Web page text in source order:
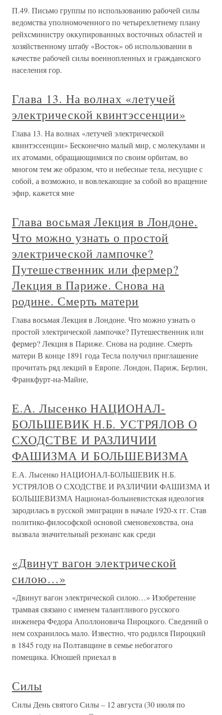
П.49. Письмо группы по использованию рабочей силы
ведомства уполномоченного по четырехлетнему плану
рейхсминистру оккупированных восточных областей и
хозяйственному штабу «Восток» об использовании в
качестве рабочей силы военнопленных и гражданского
населения гор.
Глава 13. На волнах «летучей
электрической квинтэссенции»
Глава 13. На волнах «летучей электрической
квинтэссенции» Бесконечно малый мир, с молекулами и
их атомами, обращающимися по своим орбитам, во
многом тем же образом, что и небесные тела, несущие с
собой, а возможно, и вовлекающие за собой во вращение
эфир, кажется мне
Глава восьмая Лекция в Лондоне.
Что можно узнать о простой
электрической лампочке?
Путешественник или фермер?
Лекция в Париже. Снова на
родине. Смерть матери
Глава восьмая Лекция в Лондоне. Что можно узнать о
простой электрической лампочке? Путешественник или
фермер? Лекция в Париже. Снова на родине. Смерть
матери В конце 1891 года Тесла получил приглашение
прочитать ряд лекций в Европе. Лондон, Париж, Берлин,
Франкфурт-на-Майне,
Е.А. Лысенко НАЦИОНАЛ-
БОЛЬШЕВИК Н.Б. УСТРЯЛОВ О
СХОДСТВЕ И РАЗЛИЧИИ
ФАШИЗМА И БОЛЬШЕВИЗМА
Е.А. Лысенко НАЦИОНАЛ-БОЛЬШЕВИК Н.Б.
УСТРЯЛОВ О СХОДСТВЕ И РАЗЛИЧИИ ФАШИЗМА И
БОЛЬШЕВИЗМА Национал-болыиевистская идеология
зародилась в русской эмиграции в начале 1920-х гг. Став
политико-философской основой сменовеховства, она
вызвала значительный резонанс как среди
«Двинут вагон электрической
силою…»
«Двинут вагон электрической силою…» Изобретение
трамвая связано с именем талантливого русского
инженера Федора Аполлоновича Пироцкого. Сведений о
нем сохранилось мало. Известно, что родился Пироцкий
в 1845 году на Полтавщине в семье небогатого
помещика. Юношей приехал в
Силы
Силы День святого Силы – 12 августа (30 июля по